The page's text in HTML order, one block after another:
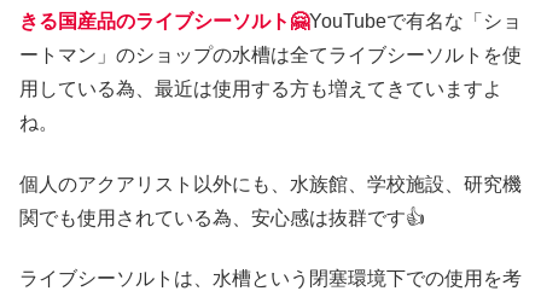
きる国産品のライブシーソルト🤗YouTubeで有名な「ショ
ートマン」のショップの水槽は全てライブシーソルトを使
用している為、最近は使用する方も増えてきていますよ
ね。
個人のアクアリスト以外にも、水族館、学校施設、研究機
関でも使用されている為、安心感は抜群です👍
ライブシーソルトは、水槽という閉塞環境下での使用を考